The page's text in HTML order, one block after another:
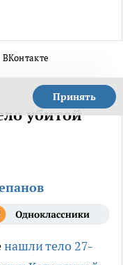
Принять
убитой
нашли тело 27-